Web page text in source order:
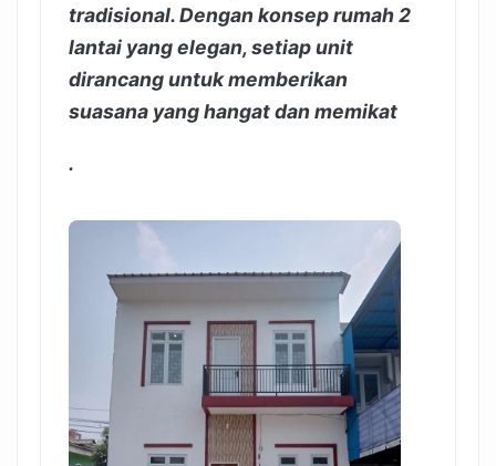
tradisional. Dengan konsep rumah 2
lantai yang elegan, setiap unit
dirancang untuk memberikan
suasana yang hangat dan memikat
.